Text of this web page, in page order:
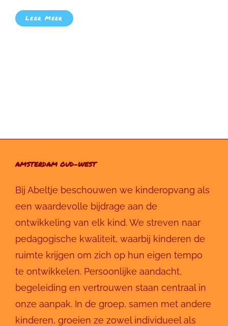
Leer Meer
AMSTERDAM OUD-WEST
Bij Abeltje beschouwen we kinderopvang als
een waardevolle bijdrage aan de
ontwikkeling van elk kind. We streven naar
pedagogische kwaliteit, waarbij kinderen de
ruimte krijgen om zich op hun eigen tempo
te ontwikkelen. Persoonlijke aandacht,
begeleiding en vertrouwen staan centraal in
onze aanpak. In de groep, samen met andere
kinderen, groeien ze zowel individueel als